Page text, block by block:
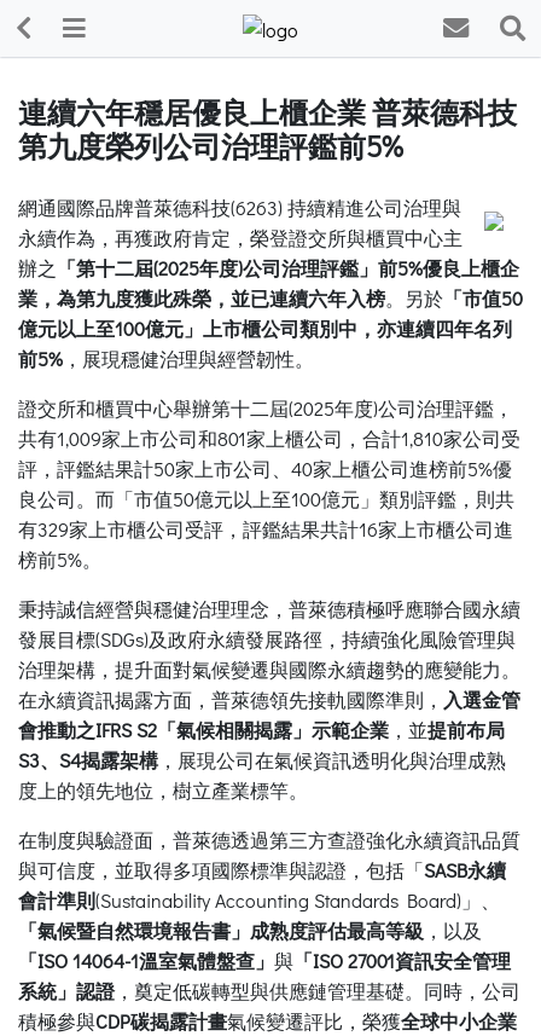
連續六年穩居優良上櫃企業 普萊德科技
第九度榮列公司治理評鑑前5%
網通國際品牌普萊德科技(6263) 持續精進公司治理與
永續作為，再獲政府肯定，榮登證交所與櫃買中心主
辦之 「第十二屆(2025年度)公司治理評鑑」前5%優良上櫃企
業，為第九度獲此殊榮，並已連續六年入榜。另於 「市值50
億元以上至100億元」上市櫃公司類別中，亦連續四年名列
前5% ，展現穩健治理與經營韌性。
證交所和櫃買中心舉辦第十二屆(2025年度)公司治理評鑑，
共有1,009家上市公司和801家上櫃公司，合計1,810家公司受
評，評鑑結果計50家上市公司、40家上櫃公司進榜前5%優
良公司。而「市值50億元以上至100億元」類別評鑑，則共
有329家上市櫃公司受評，評鑑結果共計16家上市櫃公司進
榜前5%。
秉持誠信經營與穩健治理理念，普萊德積極呼應聯合國永續
發展目標(SDGs)及政府永續發展路徑，持續強化風險管理與
治理架構，提升面對氣候變遷與國際永續趨勢的應變能力。
在永續資訊揭露方面，普萊德領先接軌國際準則， 入選金管
會推動之IFRS S2「氣候相關揭露」示範企業 ，並提前布局
S3、S4揭露架構 ，展現公司在氣候資訊透明化與治理成熟
度上的領先地位，樹立產業標竿。
在制度與驗證面，普萊德透過第三方查證強化永續資訊品質
與可信度，並取得多項國際標準與認證，包括「SASB永續
會計準則(Sustainability Accounting Standards Board)」、
「氣候暨自然環境報告書」成熟度評估最高等級 ，以及
「ISO 14064-1溫室氣體盤查」 與 「ISO 27001資訊安全管理
系統」認證，奠定低碳轉型與供應鏈管理基礎。同時，公司
積極參與CDP碳揭露計畫氣候變遷評比，榮獲全球中小企業